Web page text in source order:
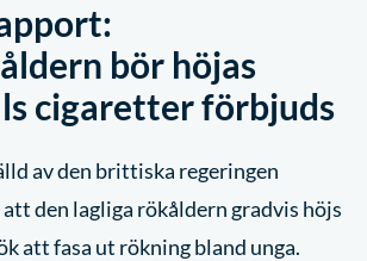
bör höjas
cigaretter förbjuds
av den brittiska regeringen
den lagliga rökåldern gradvis höjs
att fasa ut rökning bland unga.